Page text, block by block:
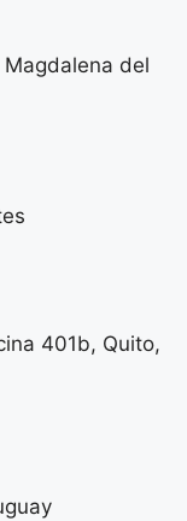
del
401b, Quito,